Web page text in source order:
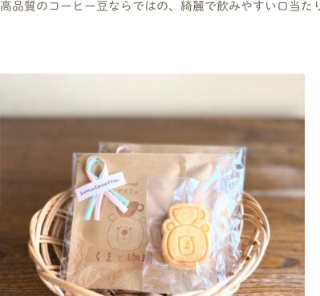
高品質のコーヒー豆ならではの、綺麗で飲みやすい口当た